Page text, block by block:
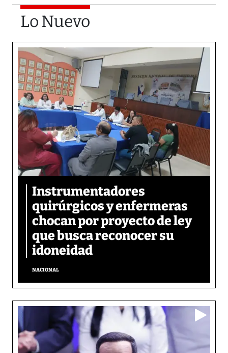
Lo Nuevo
Instrumentadores
quirúrgicos y enfermeras
chocan por proyecto de ley
que busca reconocer su
idoneidad
NACIONAL